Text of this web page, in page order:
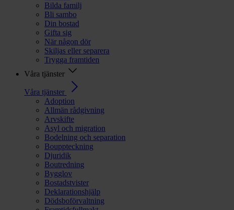
Bilda familj
Bli sambo
Din bostad
Gifta sig
När någon dör
Skiljas eller separera
Trygga framtiden
Våra tjänster
Våra tjänster
Adoption
Allmän rådgivning
Arvskifte
Asyl och migration
Bodelning och separation
Bouppteckning
Djuridik
Boutredning
Bygglov
Bostadstvister
Deklarationshjälp
Dödsboförvaltning